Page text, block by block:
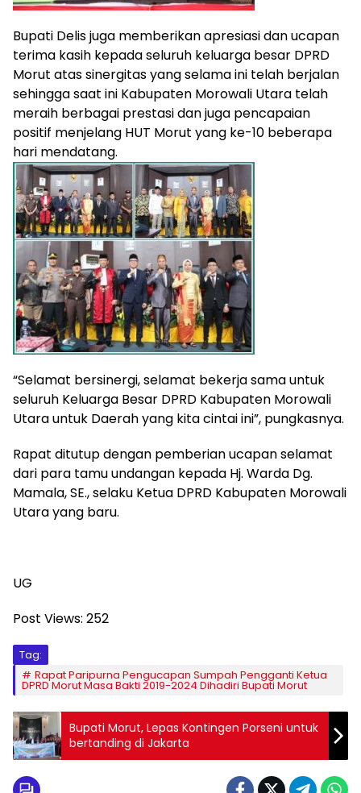
Bupati Delis juga memberikan apresiasi dan ucapan
terima kasih kepada seluruh keluarga besar DPRD
Morut atas sinergitas yang selama ini telah berjalan
sehingga saat ini Kabupaten Morowali Utara telah
meraih berbagai prestasi dan juga pencapaian
positif menjelang HUT Morut yang ke-10 beberapa
hari mendatang.
“Selamat bersinergi, selamat bekerja sama untuk
seluruh Keluarga Besar DPRD Kabupaten Morowali
Utara untuk Daerah yang kita cintai ini”, pungkasnya.
Rapat ditutup dengan pemberian ucapan selamat
dari para tamu undangan kepada Hj. Warda Dg.
Mamala, SE., selaku Ketua DPRD Kabupaten Morowali
Utara yang baru.
UG
Post Views: 252
Tag:
Rapat Paripurna Pengucapan Sumpah Pengganti Ketua
DPRD Morut Masa Bakti 2019-2024 Dihadiri Bupati Morut
Bupati Morut, Lepas Kontingen Porseni untuk
bertanding di Jakarta